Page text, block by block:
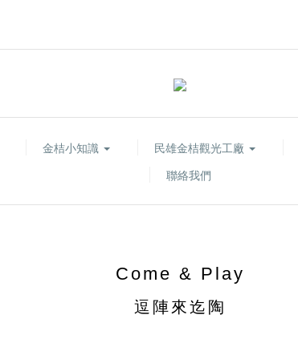
金桔小知識 民雄金桔觀光工廠
聯絡我們
Come & Play
逗陣來迄陶